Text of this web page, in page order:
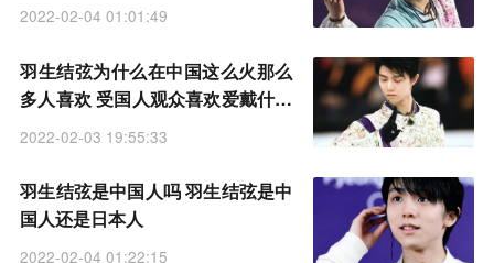
2022-02-04 01:01:49
羽生结弦为什么在中国这么火那么
多人喜欢 受国人观众喜欢爱戴什么
原因
2022-02-03 19:55:33
羽生结弦是中国人吗 羽生结弦是中
国人还是日本人
2022-02-04 01:22:15